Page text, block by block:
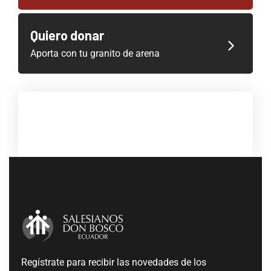
Quiero donar
Aporta con tu granito de arena
Regístrate para recibir las novedades de los